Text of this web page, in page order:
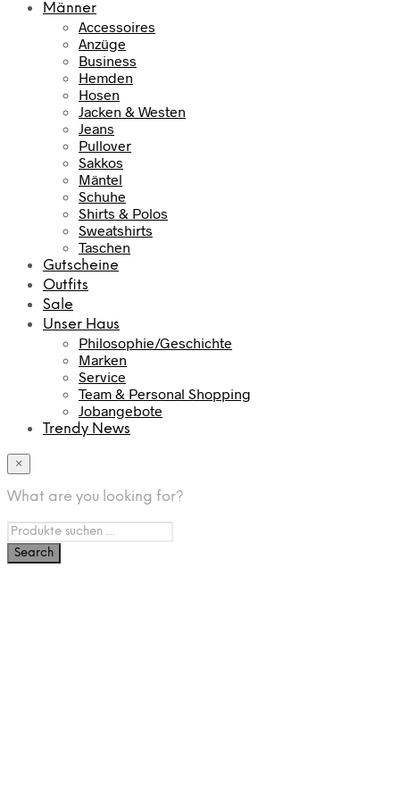
Männer
Accessoires
Anzüge
Business
Hemden
Hosen
Jacken & Westen
Jeans
Pullover
Sakkos
Mäntel
Schuhe
Shirts & Polos
Sweatshirts
Taschen
Gutscheine
Outfits
Sale
Unser Haus
Philosophie/Geschichte
Marken
Service
Team & Personal Shopping
Jobangebote
Trendy News
×
What are you looking for?